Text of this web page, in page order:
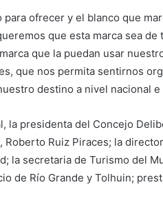
ofrecer y el blanco que
que esta marca sea de
que la puedan usar
que nos permita sentirnos
destino a nivel nacional
presidenta del Concejo
Roberto Ruiz Piraces; la
la secretaria de Turismo del
de Río Grande y Tolhuin;